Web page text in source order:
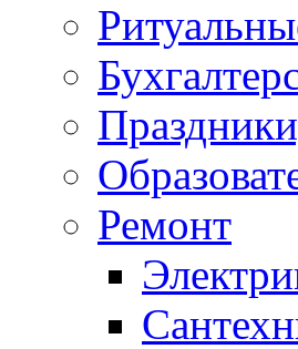
Ремонт